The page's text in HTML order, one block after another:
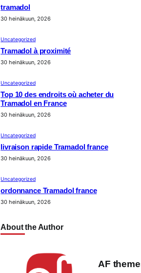
tramadol
30 heinäkuun, 2026
Uncategorized
Tramadol à proximité
30 heinäkuun, 2026
Uncategorized
Top 10 des endroits où acheter du
Tramadol en France
30 heinäkuun, 2026
Uncategorized
livraison rapide Tramadol france
30 heinäkuun, 2026
Uncategorized
ordonnance Tramadol france
30 heinäkuun, 2026
About the Author
AF